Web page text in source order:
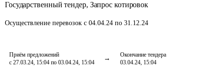
Государственный тендер, Запрос котировок
Осуществление перевозок с 04.04.24 по 31.12.24
Приём предложений
с 27.03.24, 15:04 по 03.04.24, 15:04
Окончание тендера
03.04.24, 15:04